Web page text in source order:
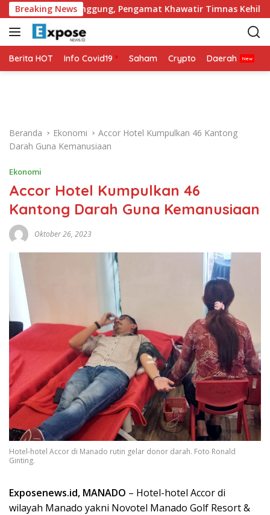
a
g
u
Breaking News
Tulang Punggung, Pengamat Khawatir Timnas Kehilangan
Berita HOT Info Covid19 Saham Crypto Daerah
Beranda Ekonomi
Accor Hotel Kumpulkan 46 Kantong
Darah Guna Kemanusiaan
Ekonomi
Accor Hotel Kumpulkan 46
Kantong Darah Guna Kemanusiaan
Oktober 26, 2023
Hotel-hotel Accor di Manado rutin gelar donor darah. Foto Ronald
Ginting.
Exposenews.id, MANADO – Hotel-hotel Accor di
wilayah Manado yakni Novotel Manado Golf Resort &